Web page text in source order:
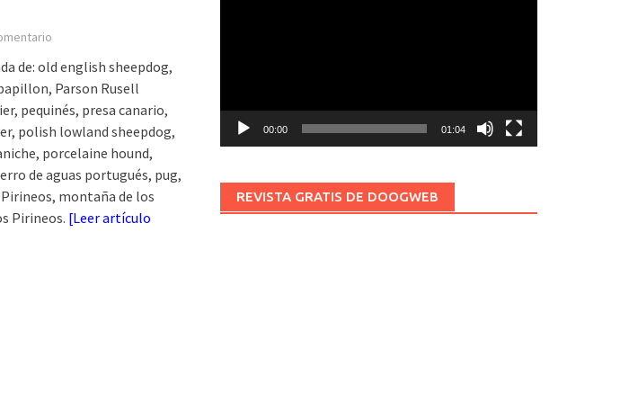
de: old english sheepdog,
Parson Rusell
pequinés, presa canario,
polish lowland sheepdog,
porcelaine hound,
de aguas portugués, pug,
montaña de los
Pirineos. [Leer artículo
00:00 01:04
REVISTA GRATIS DE DOOGWEB